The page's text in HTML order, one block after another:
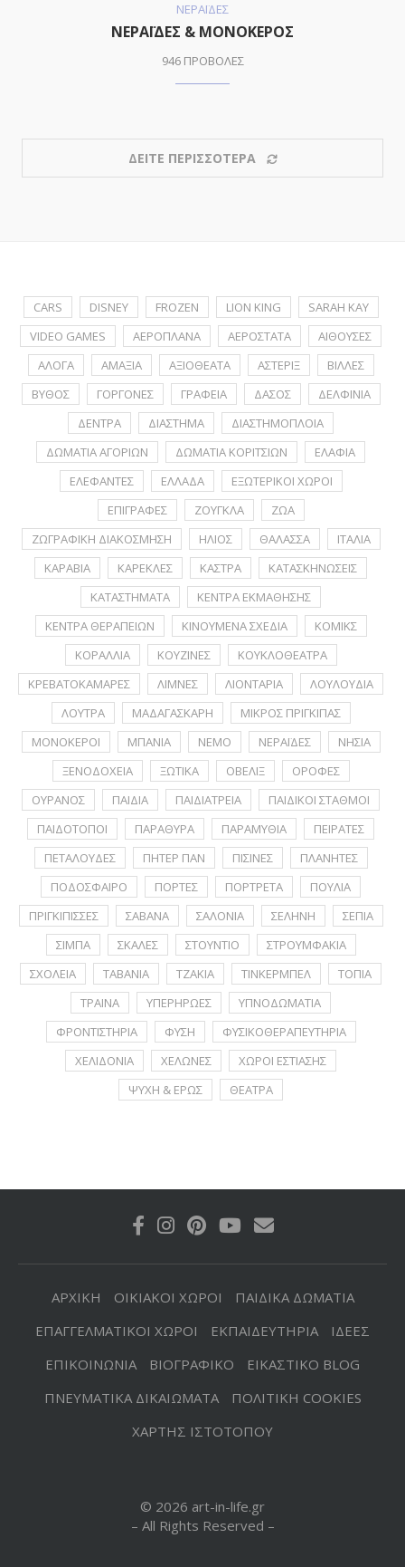
ΝΕΡΑΪΔΕΣ
ΝΕΡΑΪΔΕΣ & ΜΟΝΟΚΕΡΟΣ
946 ΠΡΟΒΟΛΕΣ
ΔΕΙΤΕ ΠΕΡΙΣΣΟΤΕΡΑ
CARS DISNEY FROZEN LION KING
SARAH KAY
VIDEO GAMES
ΑΕΡΟΠΛΑΝΑ ΑΕΡΟΣΤΑΤΑ
ΑΙΘΟΥΣΕΣ
ΑΛΟΓΑ
ΑΜΑΞΙΑ ΑΞΙΟΘΕΑΤΑ ΑΣΤΕΡΙΞ
ΒΙΛΛΕΣ
ΒΥΘΟΣ
ΓΟΡΓΟΝΕΣ ΓΡΑΦΕΙΑ ΔΑΣΟΣ
ΔΕΛΦΙΝΙΑ
ΔΕΝΤΡΑ
ΔΙΑΣΤΗΜΑ
ΔΙΑΣΤΗΜΟΠΛΟΙΑ
ΔΩΜΑΤΙΑ ΑΓΟΡΙΩΝ
ΔΩΜΑΤΙΑ ΚΟΡΙΤΣΙΩΝ
ΕΛΑΦΙΑ
ΕΛΕΦΑΝΤΕΣ
ΕΛΛΑΔΑ
ΕΞΩΤΕΡΙΚΟΙ ΧΩΡΟΙ
ΕΠΙΓΡΑΦΕΣ
ΖΟΥΓΚΛΑ
ΖΩΑ
ΖΩΓΡΑΦΙΚΗ ΔΙΑΚΟΣΜΗΣΗ
ΗΛΙΟΣ ΘΑΛΑΣΣΑ
ΙΤΑΛΙΑ
ΚΑΡΑΒΙΑ
ΚΑΡΕΚΛΕΣ ΚΑΣΤΡΑ
ΚΑΤΑΣΚΗΝΩΣΕΙΣ
ΚΑΤΑΣΤΗΜΑΤΑ
ΚΕΝΤΡΑ ΕΚΜΑΘΗΣΗΣ
ΚΕΝΤΡΑ ΘΕΡΑΠΕΙΩΝ
ΚΙΝΟΥΜΕΝΑ ΣΧΕΔΙΑ
ΚΟΜΙΚΣ
ΚΟΡΑΛΛΙΑ
ΚΟΥΖΙΝΕΣ
ΚΟΥΚΛΟΘΕΑΤΡΑ
ΚΡΕΒΑΤΟΚΑΜΑΡΕΣ
ΛΙΜΝΕΣ ΛΙΟΝΤΑΡΙΑ
ΛΟΥΛΟΥΔΙΑ
ΛΟΥΤΡΑ
ΜΑΔΑΓΑΣΚΑΡΗ
ΜΙΚΡΟΣ ΠΡΙΓΚΙΠΑΣ
ΜΟΝΟΚΕΡΟΙ
ΜΠΑΝΙΑ ΝΕΜΟ ΝΕΡΑΪΔΕΣ
ΝΗΣΙΑ
ΞΕΝΟΔΟΧΕΙΑ
ΞΩΤΙΚΑ ΟΒΕΛΙΞ
ΟΡΟΦΕΣ
ΟΥΡΑΝΟΣ
ΠΑΙΔΙΑ ΠΑΙΔΙΑΤΡΕΙΑ
ΠΑΙΔΙΚΟΙ ΣΤΑΘΜΟΙ
ΠΑΙΔΟΤΟΠΟΙ
ΠΑΡΑΘΥΡΑ ΠΑΡΑΜΥΘΙΑ
ΠΕΙΡΑΤΕΣ
ΠΕΤΑΛΟΥΔΕΣ
ΠΗΤΕΡ ΠΑΝ ΠΙΣΙΝΕΣ
ΠΛΑΝΗΤΕΣ
ΠΟΔΟΣΦΑΙΡΟ
ΠΟΡΤΕΣ ΠΟΡΤΡΕΤA
ΠΟΥΛΙΑ
ΠΡΙΓΚΙΠΙΣΣΕΣ
ΣΑΒΑΝΑ ΣΑΛΟΝΙΑ ΣΕΛΗΝΗ
ΣΕΠΙΑ
ΣΙΜΠΑ
ΣΚΑΛΕΣ ΣΤΟΥΝΤΙΟ
ΣΤΡΟΥΜΦΑΚΙΑ
ΣΧΟΛΕΙΑ
ΤΑΒΑΝΙΑ ΤΖΑΚΙΑ ΤΙΝΚΕΡΜΠΕΛ
ΤΟΠΙΑ
ΤΡΑΙΝΑ
ΥΠΕΡΗΡΩΕΣ
ΥΠΝΟΔΩΜΑΤΙΑ
ΦΡΟΝΤΙΣΤΗΡΙΑ
ΦΥΣΗ
ΦΥΣΙΚΟΘΕΡΑΠΕΥΤΗΡΙΑ
ΧΕΛΙΔΟΝΙΑ
ΧΕΛΩΝΕΣ
ΧΩΡΟΙ ΕΣΤΙΑΣΗΣ
ΨΥΧΗ & ΕΡΩΣ
ΘΕΑΤΡΑ
ΑΡΧΙΚΗ ΟΙΚΙΑΚΟΙ ΧΩΡΟΙ
ΠΑΙΔΙΚΑ ΔΩΜΑΤΙΑ
ΕΠΑΓΓΕΛΜΑΤΙΚΟΙ ΧΩΡΟΙ
ΕΚΠΑΙΔΕΥΤΗΡΙΑ
ΙΔΕΕΣ
ΕΠΙΚΟΙΝΩΝΙΑ
ΒΙΟΓΡΑΦΙΚΟ
ΕΙΚΑΣΤΙΚΟ BLOG
ΠΝΕΥΜΑΤΙΚΑ ΔΙΚΑΙΩΜΑΤΑ
ΠΟΛΙΤΙΚΗ COOKIES
ΧΑΡΤΗΣ ΙΣΤΟΤΟΠΟΥ
© 2026 art-in-life.gr
– All Rights Reserved –